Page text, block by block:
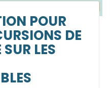
POUR
DE
LES